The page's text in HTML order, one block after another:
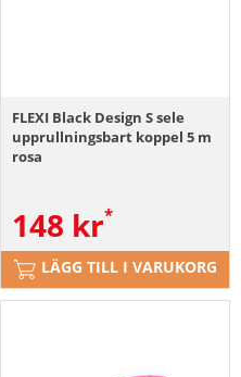
FLEXI Black Design S sele
upprullningsbart koppel 5 m
rosa
148 kr
LÄGG TILL I VARUKORG